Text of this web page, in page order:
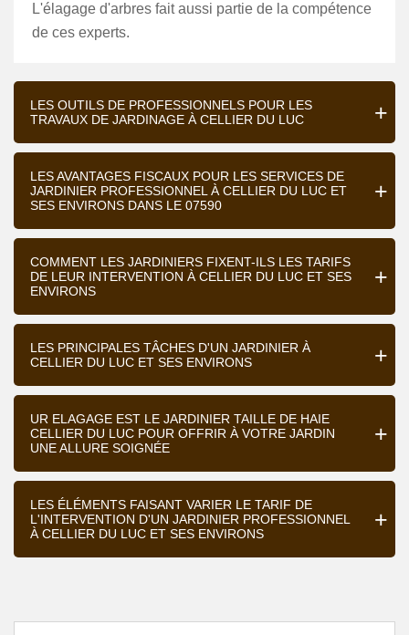
L'élagage d'arbres fait aussi partie de la compétence
de ces experts.
LES OUTILS DE PROFESSIONNELS POUR LES
TRAVAUX DE JARDINAGE À CELLIER DU LUC
LES AVANTAGES FISCAUX POUR LES SERVICES DE
JARDINIER PROFESSIONNEL À CELLIER DU LUC ET
SES ENVIRONS DANS LE 07590
COMMENT LES JARDINIERS FIXENT-ILS LES TARIFS
DE LEUR INTERVENTION À CELLIER DU LUC ET SES
ENVIRONS
LES PRINCIPALES TÂCHES D'UN JARDINIER À
CELLIER DU LUC ET SES ENVIRONS
UR ELAGAGE EST LE JARDINIER TAILLE DE HAIE
CELLIER DU LUC POUR OFFRIR À VOTRE JARDIN
UNE ALLURE SOIGNÉE
LES ÉLÉMENTS FAISANT VARIER LE TARIF DE
L'INTERVENTION D'UN JARDINIER PROFESSIONNEL
À CELLIER DU LUC ET SES ENVIRONS